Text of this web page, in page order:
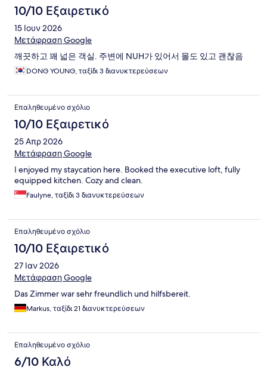
10/10 Εξαιρετικό
15 Ιουν 2026
Μετάφραση Google
깨끗하고 꽤 넓은 객실. 주변에 NUH가 있어서 몰도 있고 괜찮음
DONG YOUNG, ταξίδι 3 διανυκτερεύσεων
Επαληθευμένο σχόλιο
10/10 Εξαιρετικό
25 Απρ 2026
Μετάφραση Google
I enjoyed my staycation here. Booked the executive loft, fully
equipped kitchen. Cozy and clean.
Faulyne, ταξίδι 3 διανυκτερεύσεων
Επαληθευμένο σχόλιο
10/10 Εξαιρετικό
27 Ιαν 2026
Μετάφραση Google
Das Zimmer war sehr freundlich und hilfsbereit.
Markus, ταξίδι 21 διανυκτερεύσεων
Επαληθευμένο σχόλιο
6/10 Καλό